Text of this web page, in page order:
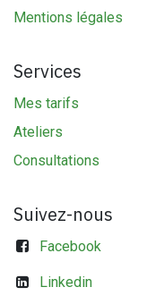
Mentions légales
Services
Mes tarifs
Ateliers
Consultations
Suivez-nous
Facebook
Linkedin